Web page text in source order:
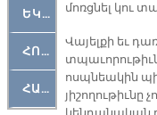
ԵԿԵՂԵՑԱԿԱՆ
ՀՈԳԵՄՏԱՒՈՐ
ՀԱՐԹԱԿ
մոռցնել կու
Վայելքի եւ
ոսպնեակին
յիշողութիւնը